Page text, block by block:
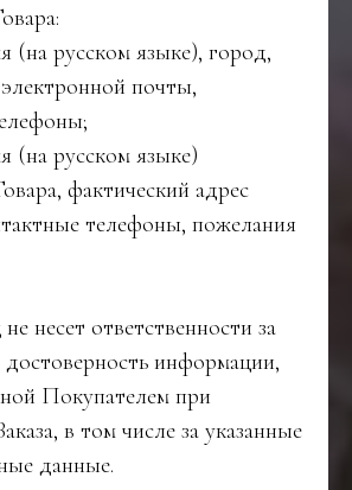
(на русском языке), город,
почты,
(на русском языке)
фактический адрес
телефоны, пожелания
несет ответственности за
информации,
Покупателем при
в том числе за указанные
данные.